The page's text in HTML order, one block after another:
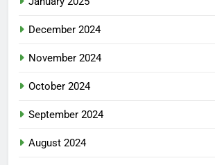
December 2024
November 2024
October 2024
September 2024
August 2024